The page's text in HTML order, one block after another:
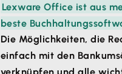
Lexware Office ist aus
beste
Die Möglichkeiten, die
einfach mit den